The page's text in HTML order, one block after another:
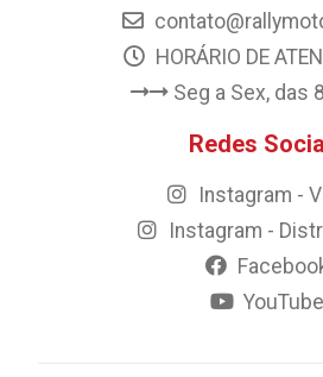
HORÁRIO DE
Seg a Sex, das
Redes
Instagram -
Instagram -
YouTube